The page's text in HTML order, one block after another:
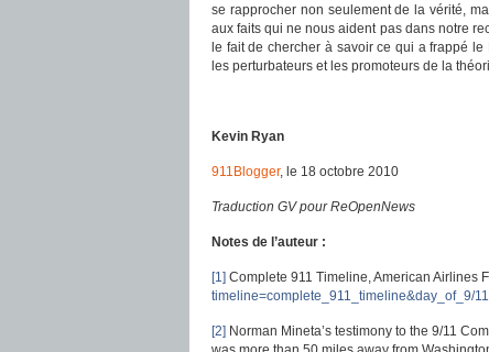
se rapprocher non seulement de la vérité,
aux faits qui ne nous aident pas dans notre
le fait de chercher à savoir ce qui a frappé
les perturbateurs et les promoteurs de la
Kevin Ryan
911Blogger, le 18 octobre 2010
Traduction GV pour ReOpenNews
Notes de l’auteur :
[1] Complete 911 Timeline, American Airlines
timeline=complete_911_timeline&day_of_9/
[2] Norman Mineta’s testimony to the 9/11